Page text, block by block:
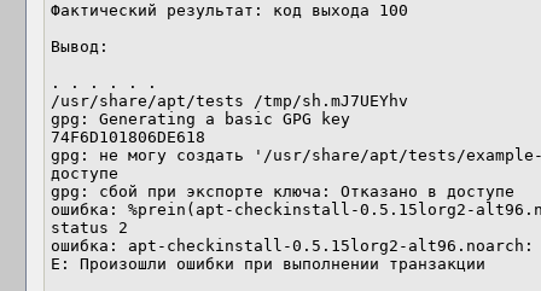
Фактический результат: код выхода 100
Вывод:
. . . . . .
/usr/share/apt/tests /tmp/sh.mJ7UEYhv
gpg: Generating a basic GPG key
74F6D101806DE618
gpg: не могу создать '/usr/share/apt/tests/
доступе
gpg: сбой при экспорте ключа: Отказано в доступе
ошибка: %prein(apt-checkinstall-0.5.15lorg2-
status 2
ошибка: apt-checkinstall-0.5.15lorg2-alt96.noarch:
E: Произошли ошибки при выполнении транзакции